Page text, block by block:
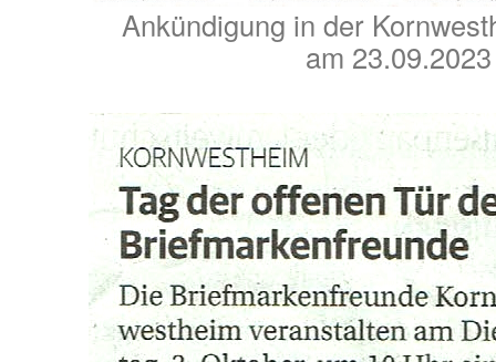
Ankündigung in der
am 23.09.2023